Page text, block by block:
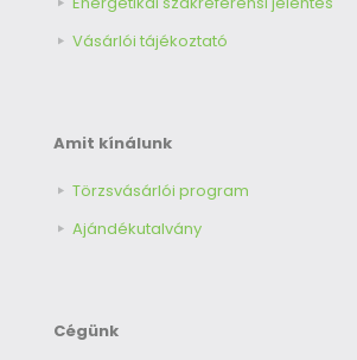
Vásárlói tájékoztató
Amit kínálunk
Törzsvásárlói program
Ajándékutalvány
Cégünk